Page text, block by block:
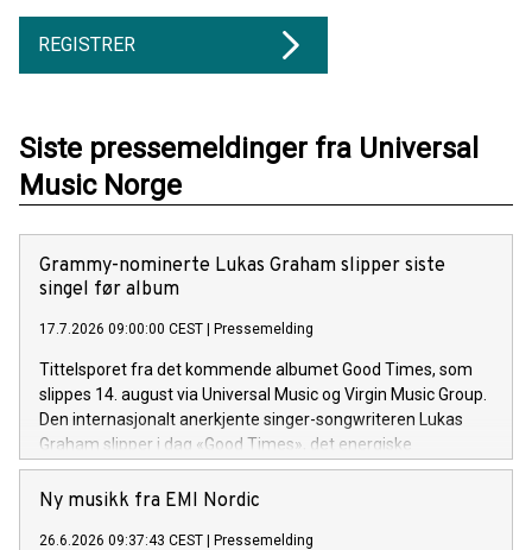
REGISTRER
Siste pressemeldinger fra Universal
Music Norge
Grammy-nominerte Lukas Graham slipper siste
singel før album
17.7.2026 09:00:00 CEST Pressemelding
Tittelsporet fra det kommende albumet Good Times, som
slippes 14. august via Universal Music og Virgin Music Group.
Den internasjonalt anerkjente singer-songwriteren Lukas
Graham slipper i dag «Good Times», det energiske
tittelsporet og åpningslåten fra hans kommende album
Good Times. Albumet består av 13 spor og utgis 14. august.
Ny musikk fra EMI Nordic
26.6.2026 09:37:43 CEST Pressemelding